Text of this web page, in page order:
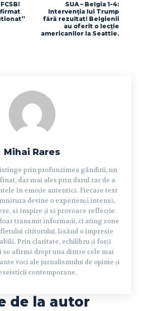
SUA – Belgia 1-4:
Intervenția lui Trump
fără rezultat! Belgienii
au oferit o lecție
americanilor la Seattle.
Mihai Rares
prin profunzimea gândirii, un
dar mai ales prin darul rar de a
în emoție autentică. Fiecare text
devine o experiență intensă,
să inspire și să provoace reflecție.
transmit informații, ci ating zone
cititorului, lăsând o impresie
Prin claritate, echilibru și forță
se afirmă drept una dintre cele mai
voci ale jurnalismului de opinie și
contemporane.
de la autor